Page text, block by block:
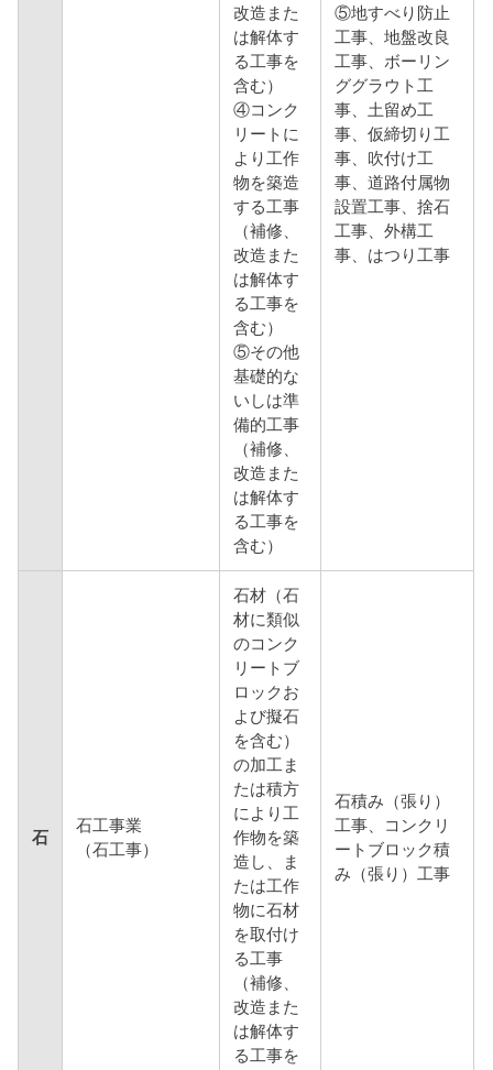
改造また
は解体す
る工事を
含む）
④コンク
リートに
より工作
物を築造
する工事
（補修、
改造また
は解体す
る工事を
含む）
⑤その他
基礎的な
いしは準
備的工事
（補修、
改造また
は解体す
る工事を
含む）
⑤地すべり防止
工事、地盤改良
工事、ボーリン
ググラウト工
事、土留め工
事、仮締切り工
事、吹付け工
事、道路付属物
設置工事、捨石
工事、外構工
事、はつり工事
石
石工事業
（石工事）
石材（石
材に類似
のコンク
リートブ
ロックお
よび擬石
を含む）
の加工ま
たは積方
により工
作物を築
造し、ま
たは工作
物に石材
を取付け
る工事
（補修、
改造また
は解体す
る工事を
石積み（張り）
工事、コンクリ
ートブロック積
み（張り）工事